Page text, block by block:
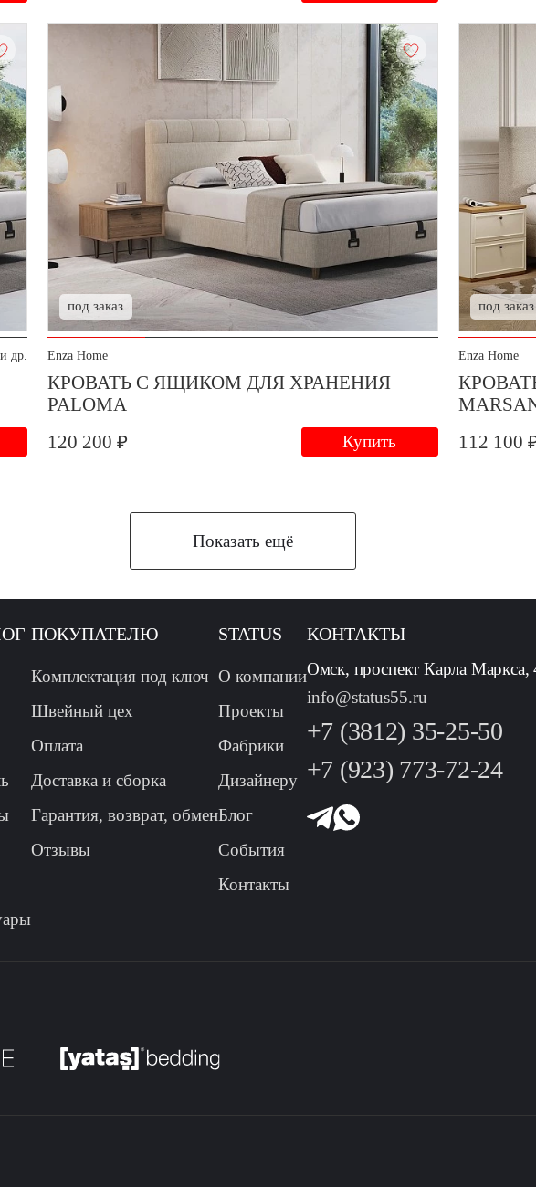
др.
под заказ
Enza Home
КРОВАТЬ С ЯЩИКОМ ДЛЯ ХРАНЕНИЯ
PALOMA
120 200 ₽
Купить
под заказ
Enza Home
112 100
Показать ещё
ПОКУПАТЕЛЮ
Комплектация под ключ
Швейный цех
Оплата
Доставка и сборка
Гарантия, возврат, обмен
Отзывы
STATUS
О компании
Проекты
Фабрики
Дизайнеру
Блог
События
Контакты
КОНТАКТЫ
Омск, проспект Карла Маркса,
info@status55.ru
+7 (3812) 35-25-50
+7 (923) 773-72-24